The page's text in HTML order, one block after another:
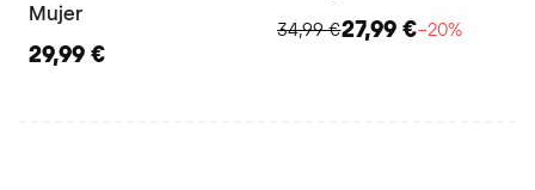
Mujer
29,99 €
34,99 €27,99 €−20%